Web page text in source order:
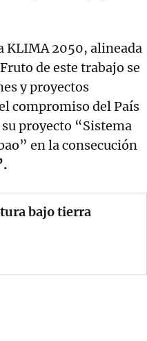
KLIMA 2050, alineada
de este trabajo se
y proyectos
compromiso del País
proyecto “Sistema
en la consecución
bajo tierra